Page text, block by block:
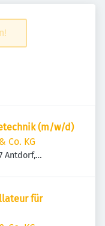
(m/w/d)
Co. KG
Antdorf,
für